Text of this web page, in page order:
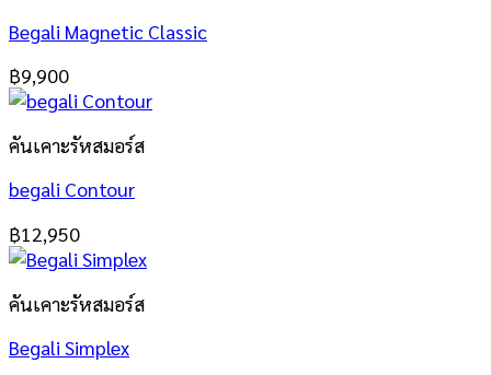
Begali Magnetic Classic
฿9,900
คันเคาะรัหสมอร์ส
begali Contour
฿12,950
คันเคาะรัหสมอร์ส
Begali Simplex